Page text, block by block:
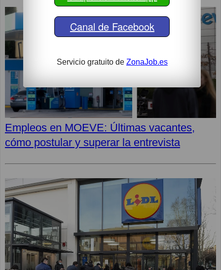
Canal de Facebook
Servicio gratuito de ZonaJob.es
Empleos en MOEVE: Últimas vacantes,
cómo postular y superar la entrevista